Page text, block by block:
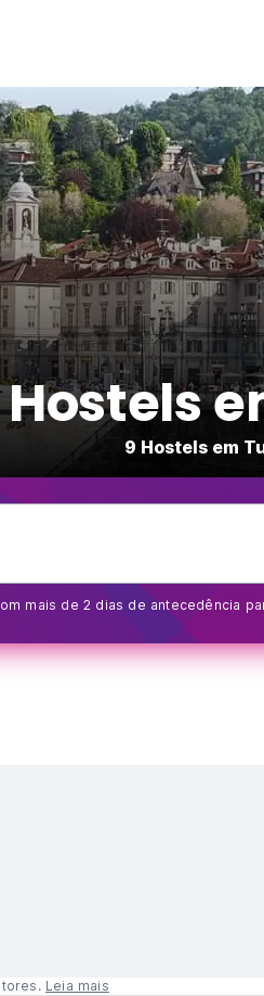
Hostels
9 Hostels em
mais de 2 dias de antecedência
Leia mais